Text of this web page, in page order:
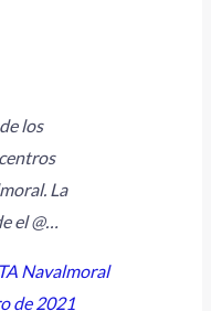
los
La
el @…
Navalmoral
de 2021